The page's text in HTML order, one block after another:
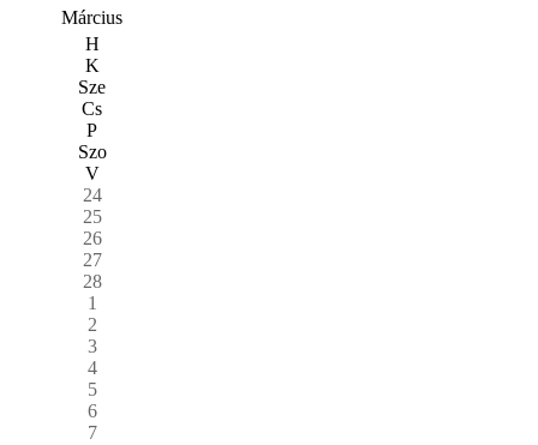
Március
H
K
Sze
Cs
P
Szo
V
24
25
26
27
28
1
2
3
4
5
6
7